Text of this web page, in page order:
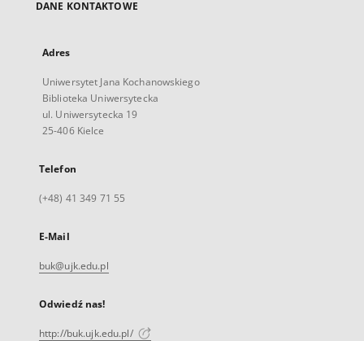
DANE KONTAKTOWE
Adres
Uniwersytet Jana Kochanowskiego
Biblioteka Uniwersytecka
ul. Uniwersytecka 19
25-406 Kielce
Telefon
(+48) 41 349 71 55
E-Mail
buk@ujk.edu.pl
Odwiedź nas!
http://buk.ujk.edu.pl/